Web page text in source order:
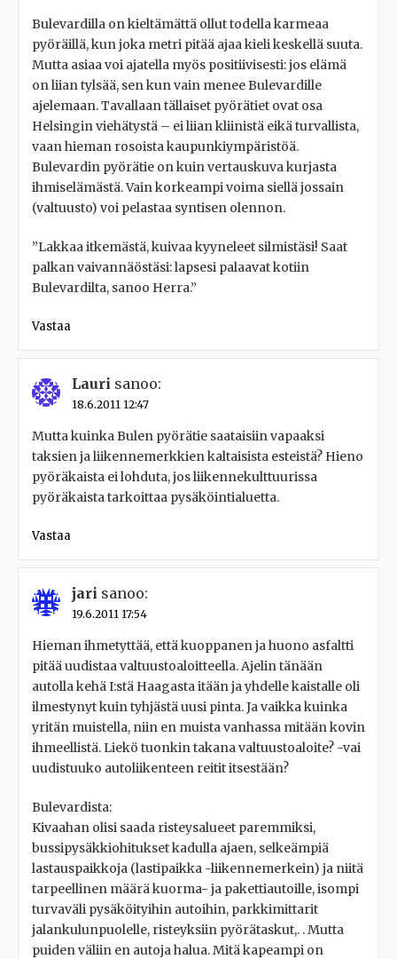
Bulevardilla on kieltämättä ollut todella karmeaa
pyöräillä, kun joka metri pitää ajaa kieli keskellä suuta.
Mutta asiaa voi ajatella myös positiivisesti: jos elämä
on liian tylsää, sen kun vain menee Bulevardille
ajelemaan. Tavallaan tällaiset pyörätiet ovat osa
Helsingin viehätystä – ei liian kliinistä eikä turvallista,
vaan hieman rosoista kaupunkiympäristöä.
Bulevardin pyörätie on kuin vertauskuva kurjasta
ihmiselämästä. Vain korkeampi voima siellä jossain
(valtuusto) voi pelastaa syntisen olennon.
”Lakkaa itkemästä, kuivaa kyyneleet silmistäsi! Saat
palkan vaivannäöstäsi: lapsesi palaavat kotiin
Bulevardilta, sanoo Herra.”
Vastaa
Lauri sanoo:
18.6.2011 12:47
Mutta kuinka Bulen pyörätie saataisiin vapaaksi
taksien ja liikennemerkkien kaltaisista esteistä? Hieno
pyöräkaista ei lohduta, jos liikennekulttuurissa
pyöräkaista tarkoittaa pysäköintialuetta.
Vastaa
jari sanoo:
19.6.2011 17:54
Hieman ihmetyttää, että kuoppanen ja huono asfaltti
pitää uudistaa valtuustoaloitteella. Ajelin tänään
autolla kehä I:stä Haagasta itään ja yhdelle kaistalle oli
ilmestynyt kuin tyhjästä uusi pinta. Ja vaikka kuinka
yritän muistella, niin en muista vanhassa mitään kovin
ihmeellistä. Liekö tuonkin takana valtuustoaloite? -vai
uudistuuko autoliikenteen reitit itsestään?
Bulevardista:
Kivaahan olisi saada risteysalueet paremmiksi,
bussipysäkkiohitukset kadulla ajaen, selkeämpiä
lastauspaikkoja (lastipaikka -liikennemerkein) ja niitä
tarpeellinen määrä kuorma- ja pakettiautoille, isompi
turvaväli pysäköityihin autoihin, parkkimittarit
jalankulunpuolelle, risteyksiin pyörätaskut,. . Mutta
puiden väliin en autoja halua. Mitä kapeampi on